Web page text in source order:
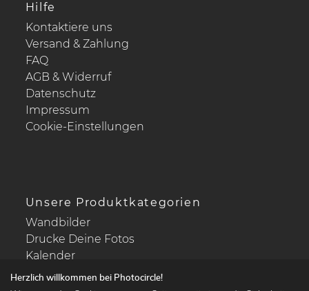
Hilfe
Kontaktiere uns
Versand & Zahlung
FAQ
AGB & Widerruf
Datenschutz
Impressum
Cookie-Einstellungen
Unsere Produktkategorien
Wandbilder
Drucke Deine Fotos
Kalender
Herzlich willkommen bei Photocircle!